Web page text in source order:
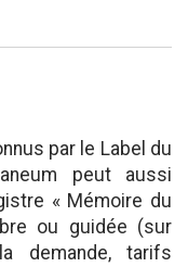
par le Label du
peut aussi
« Mémoire du
ou guidée (sur
demande, tarifs